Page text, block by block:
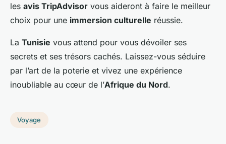
les avis TripAdvisor vous aideront à faire le meilleur
choix pour une immersion culturelle réussie.
La Tunisie vous attend pour vous dévoiler ses
secrets et ses trésors cachés. Laissez-vous séduire
par l’art de la poterie et vivez une expérience
inoubliable au cœur de l’Afrique du Nord.
Voyage